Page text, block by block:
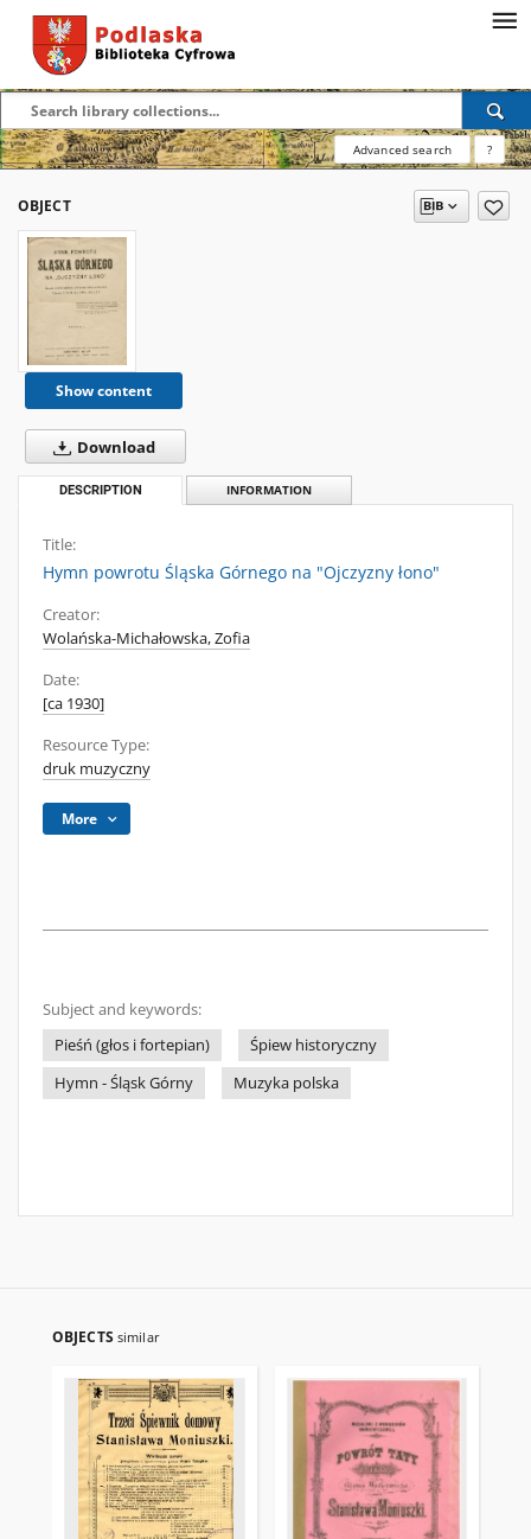
Advanced search ?
OBJECT
Show content
Download
DESCRIPTION INFORMATION
Title:
Hymn powrotu Śląska Górnego na "Ojczyzny łono"
Creator:
Wolańska-Michałowska, Zofia
Date:
[ca 1930]
Resource Type:
druk muzyczny
More
Subject and keywords:
Pieśń (głos i fortepian)
Śpiew historyczny
Hymn - Śląsk Górny
Muzyka polska
OBJECTS similar